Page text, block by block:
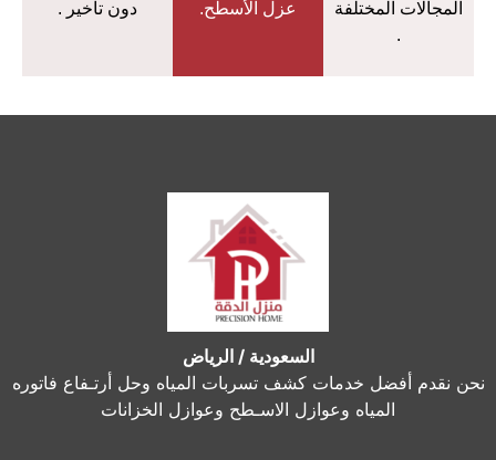
المجالات المختلفة
.
عزل الأسطح.
دون تأخير .
السعودية / الرياض
نحن نقدم أفضل خدمات كشف تسربات المياه وحل أرتـفاع فاتوره
المياه وعوازل الاسـطح وعوازل الخزانات